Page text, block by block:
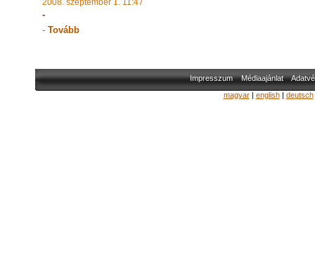
2008. szeptember 1. 11:47
-
- Tovább
Impresszum Médiaajánlat
magyar| english| deutsch